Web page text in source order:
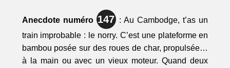
Anecdote numéro 147: Au Cambodge, t’as un
train improbable : le norry. C’est une plateforme en
bambou posée sur des roues de char, propulsée…
à la main ou avec un vieux moteur. Quand deux